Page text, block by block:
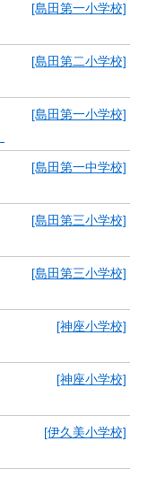
[島田第一小学校]
[島田第二小学校]
[島田第一小学校]
[島田第一中学校]
[島田第三小学校]
[島田第三小学校]
[神座小学校]
[神座小学校]
[伊久美小学校]